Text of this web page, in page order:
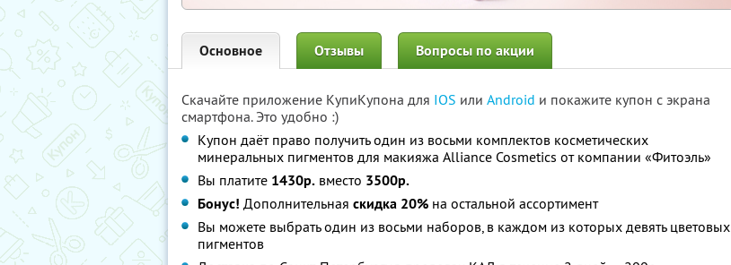
Основное Отзывы Вопросы по акции
Скачайте приложение КупиКупона для IOS или Android и покажите купон с экрана
смартфона. Это удобно :)
Купон даёт право получить один из восьми комплектов косметических
минеральных пигментов для макияжа Alliance Cosmetics от компании «Фитоэль»
Вы платите 1430р. вместо 3500р.
Бонус! Дополнительная скидка 20% на остальной ассортимент
Вы можете выбрать один из восьми наборов, в каждом из которых девять цветовых
пигментов